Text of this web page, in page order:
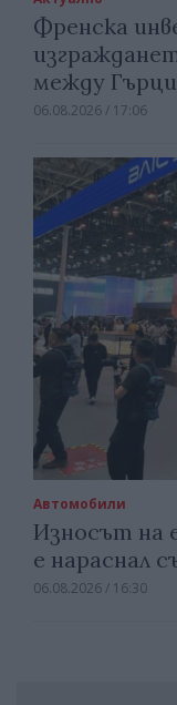
Френска
между
06.08.2026 / 17:06
Автомобили
Износът на
е нараснал
06.08.2026 / 16:30